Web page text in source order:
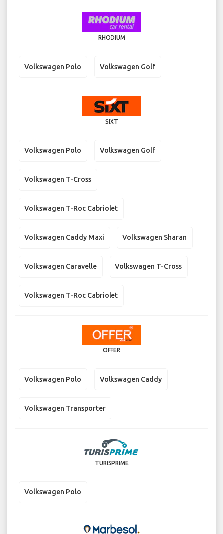
RHODIUM
Volkswagen Polo Volkswagen Golf
SIXT
Volkswagen Polo Volkswagen Golf
Volkswagen T-Cross
Volkswagen T-Roc Cabriolet
Volkswagen Caddy Maxi Volkswagen Sharan
Volkswagen Caravelle Volkswagen T-Cross
Volkswagen T-Roc Cabriolet
OFFER
Volkswagen Polo Volkswagen Caddy
Volkswagen Transporter
TURISPRIME
Volkswagen Polo